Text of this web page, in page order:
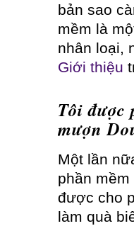
bản sao
mềm là
nhân loại,
Giới thiệu
Tôi được
mượn
Một lần
phần
được cho
làm quà